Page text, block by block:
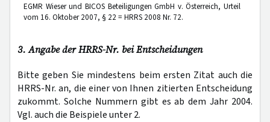
EGMR Wieser und BICOS Beteiligungen GmbH v. Österreich, Urteil
vom 16. Oktober 2007, § 22 = HRRS 2008 Nr. 72.
3. Angabe der HRRS-Nr. bei Entscheidungen
Bitte geben Sie mindestens beim ersten Zitat auch die
HRRS-Nr. an, die einer von Ihnen zitierten Entscheidung
zukommt. Solche Nummern gibt es ab dem Jahr 2004.
Vgl. auch die Beispiele unter 2.